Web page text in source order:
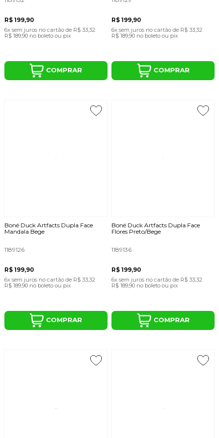
A Duckworld não é uma marca que movimenta.
R$ 199,90
6x sem juros no cartãode R$ 33,32
R$ 189,90 no boleto ou pix
COMPRAR
R$ 199,90
6x sem juros no cartão de R$ 33,32
R$ 189,90 no boleto ou pix
COMPRAR
Boné Duck Artfacts Dupla Face
Mandala Bege
1189126
R$ 199,90
6x sem juros no cartãode R$ 33,32
R$ 189,90 no boleto ou pix
COMPRAR
Boné Duck Artfacts Dupla Face
Flores Preto/Bege
1189136
R$ 199,90
6x sem juros no cartão de R$ 33,32
R$ 189,90 no boleto ou pix
COMPRAR